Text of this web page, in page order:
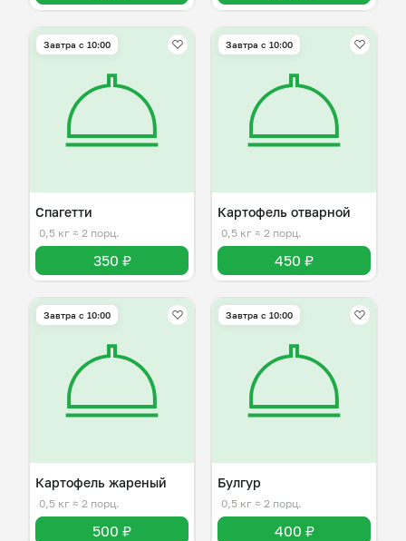
Завтра c 10:00
Спагетти
0,5 кг ≈ 2 порц.
350 ₽
Завтра c 10:00
Картофель отварной
0,5 кг ≈ 2 порц.
450 ₽
Завтра c 10:00
Картофель жареный
0,5 кг ≈ 2 порц.
500 ₽
Завтра c 10:00
Булгур
0,5 кг ≈ 2 порц.
400 ₽